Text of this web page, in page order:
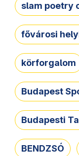
slam poetry
fővárosi
körforgalom
Budapest
Budapesti
BENDZSÓ